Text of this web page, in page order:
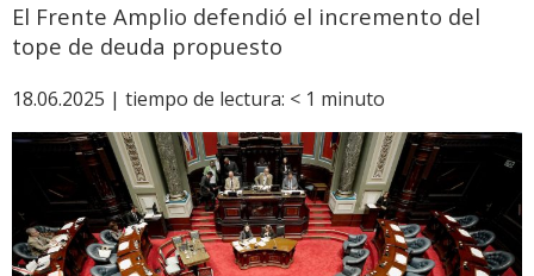
El Frente Amplio defendió el incremento del
tope de deuda propuesto
18.06.2025 | tiempo de lectura: < 1 minuto